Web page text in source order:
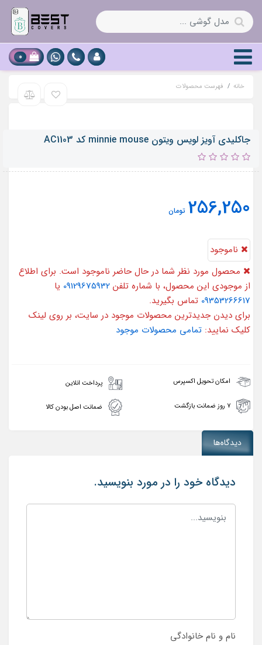
0
خانه فهرست محصولات
جاکلیدی آویز لویس ویتون minnie mouse کد AC1103
256,250 تومان
ناموجود
محصول مورد نظر شما در حال حاضر ناموجود است. برای اطلاع
از موجودی این محصول، با شماره تلفن 09129675932 یا
09353266617 تماس بگیرید.
برای دیدن جدیدترین محصولات موجود در سایت، بر روی لینک
کلیک نمایید: تمامی محصولات موجود
امکان تحویل اکسپرس پرداخت انلاین
۷ روز ضمانت بازگشت ضمانت اصل بودن کالا
دیدگاه‌ها
دیدگاه خود را در مورد بنویسید.
نام و نام خانوادگی